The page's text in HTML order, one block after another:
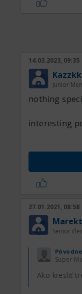
14.03.2023, 09:35
Junior
nothing
interesting
27.01.2021, 08:58
Senior
Super
Ako kresliť